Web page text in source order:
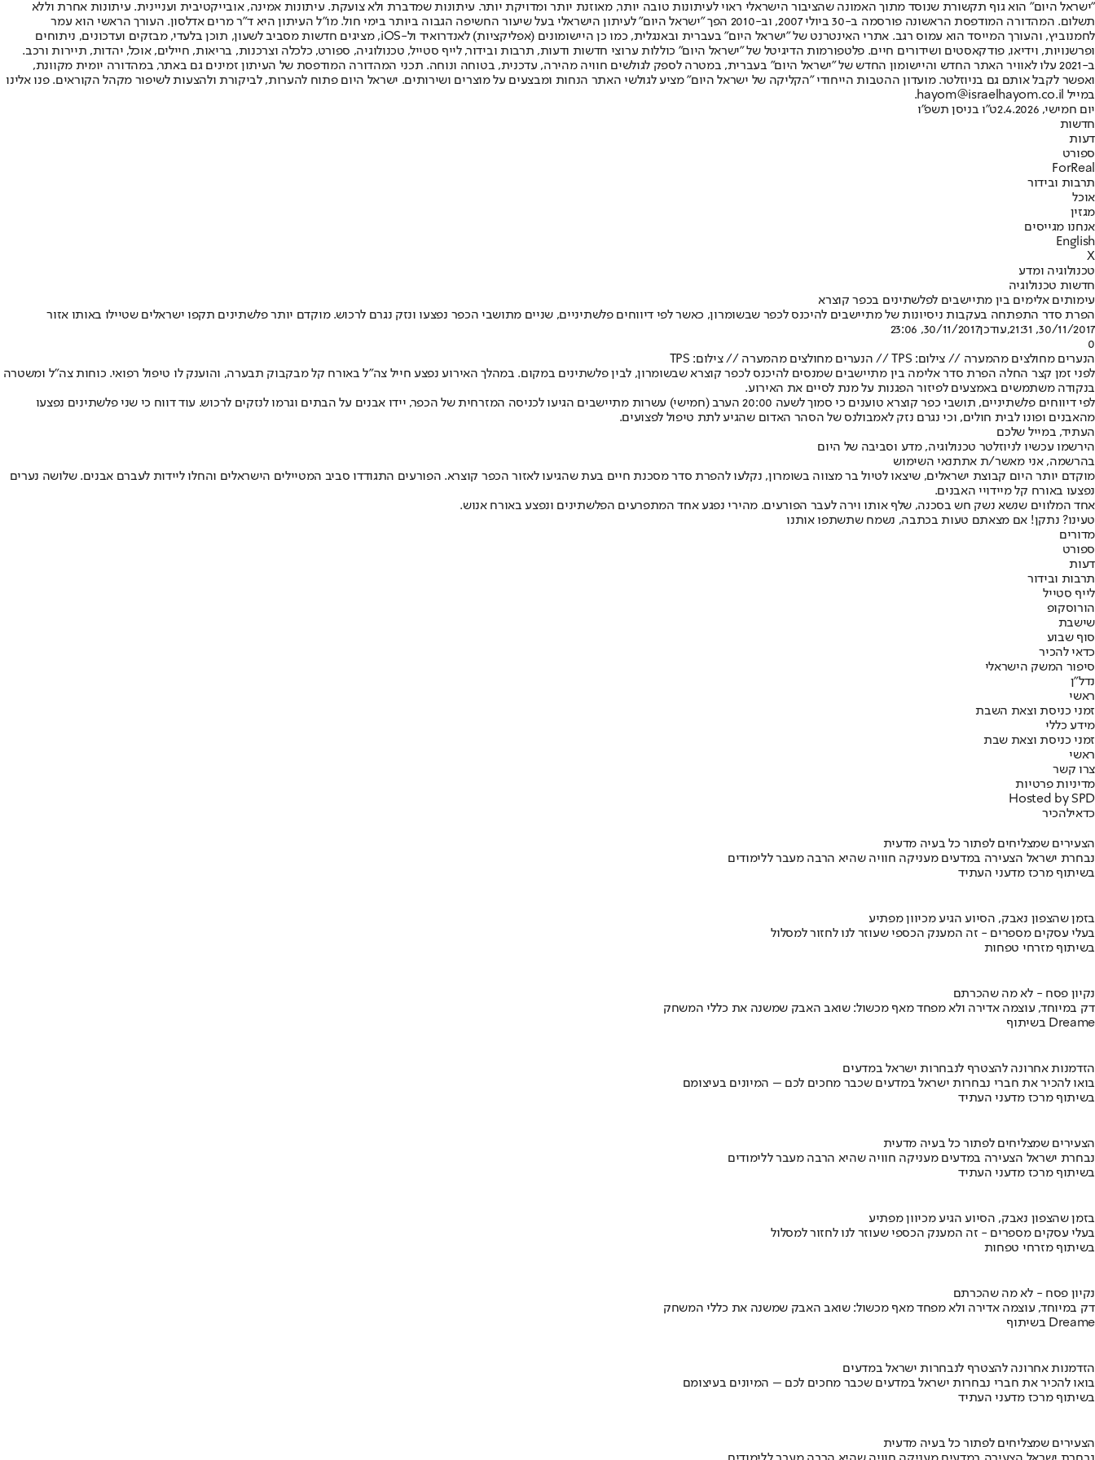
"ישראל היום" הוא גוף תקשורת שנוסד מתוך האמונה שהציבור הישראלי ראוי לעיתונות טובה יותר, מאוזנת יותר ומדויקת יותר. עיתונות שמדברת ולא צועקת. עיתונות אמינה, אובייקטיבית ועניינית. עיתונות אחרת וללא
תשלום. המהדורה המודפסת הראשונה פורסמה ב-30 ביולי 2007, וב-2010 הפך "ישראל היום" לעיתון הישראלי בעל שיעור החשיפה הגבוה ביותר בימי חול. מו"ל העיתון היא ד"ר מרים אדלסון. העורך הראשי הוא עמר
לחמנוביץ, והעורך המייסד הוא עמוס רגב. אתרי האינטרנט של "ישראל היום" בעברית ובאנגלית, כמו כן היישומונים (אפליקציות) לאנדרואיד ול-iOS, מציגים חדשות מסביב לשעון, תוכן בלעדי, מבזקים ועדכונים, ניתוחים
ופרשנויות, וידיאו, פודקאסטים ושידורים חיים. פלטפורמות הדיגיטל של "ישראל היום" כוללות ערוצי חדשות ודעות, תרבות ובידור, לייף סטייל, טכנולוגיה, ספורט, כלכלה וצרכנות, בריאות, חיילים, אוכל, יהדות, תיירות ורכב.
ב-2021 עלו לאוויר האתר החדש והיישומון החדש של "ישראל היום" בעברית, במטרה לספק לגולשים חוויה מהירה, עדכנית, בטוחה ונוחה. תכני המהדורה המודפסת של העיתון זמינים גם באתר, במהדורה יומית מקוונת,
ואפשר לקבל אותם גם בניוזלטר. מועדון ההטבות הייחודי "הקליקה של ישראל היום" מציע לגולשי האתר הנחות ומבצעים על מוצרים ושירותים. ישראל היום פתוח להערות, לביקורת ולהצעות לשיפור מקהל הקוראים. פנו אלינו
במייל hayom@israelhayom.co.il.
יום חמישי, 2.4.2026
ט"ו בניסן תשפ"ו
חדשות
דעות
ספורט
ForReal
תרבות ובידור
אוכל
מגזין
אנחנו מגייסים
English
X
טכנולוגיה ומדע
חדשות טכנולוגיה
עימותים אלימים בין מתיישבים לפלשתינים בכפר קוצרא
הפרת סדר התפתחה בעקבות ניסיונות של מתיישבים להיכנס לכפר שבשומרון, כאשר לפי דיווחים פלשתיניים, שניים מתושבי הכפר נפצעו ונזק נגרם לרכוש. מוקדם יותר פלשתינים תקפו ישראלים שטיילו באותו אזור
30/11/2017, 21:31
,עודכן30/11/2017, 23:06
0
הנערים מחולצים מהמערה // צילום: TPS // הנערים מחולצים מהמערה // צילום: TPS
לפני זמן קצר החלה הפרת סדר אלימה בין מתיישבים שמנסים להיכנס לכפר קוצרא שבשומרון, לבין פלשתינים במקום. במהלך האירוע נפצע חייל צה"ל באורח קל מבקבוק תבערה, והוענק לו טיפול רפואי. כוחות צה"ל ומשטרה
בנקודה משתמשים באמצעים לפיזור הפגנות על מנת לסיים את האירוע.
לפי דיווחים פלשתיניים, תושבי כפר קוצרא טוענים כי סמוך לשעה 20:00 הערב (חמישי) עשרות מתיישבים הגיעו לכניסה המזרחית של הכפר, יידו אבנים על הבתים וגרמו לנזקים לרכוש. עוד דווח כי שני פלשתינים נפצעו
מהאבנים ופונו לבית חולים, וכי נגרם נזק לאמבולנס של הסהר האדום שהגיע לתת טיפול לפצועים.
העתיד, במייל שלכם
הירשמו עכשיו לניוזלטר טכנולוגיה, מדע וסביבה של היום
בהרשמה, אני מאשר/ת אתתנאי השימוש
מוקדם יותר היום קבוצת ישראלים, שיצאו לטיול בר מצווה בשומרון, נקלעו להפרת סדר מסכנת חיים בעת שהגיעו לאזור הכפר קוצרא. הפורעים התגודדו סביב המטיילים הישראלים והחלו ליידות לעברם אבנים. שלושה נערים
נפצעו באורח קל מיידויי האבנים.
אחד המלווים שנשא נשק חש בסכנה, שלף אותו וירה לעבר הפורעים. מהירי נפגע אחד המתפרעים הפלשתינים ונפצע באורח אנוש.
טעינו? נתקן! אם מצאתם טעות בכתבה, נשמח שתשתפו אותנו
מדורים
ספורט
דעות
תרבות ובידור
לייף סטייל
הורוסקופ
שישבת
סוף שבוע
כדאי להכיר
סיפור המשק הישראלי
נדל"ן
ראשי
זמני כניסת וצאת השבת
מידע כללי
זמני כניסת וצאת שבת
ראשי
צרו קשר
מדיניות פרטיות
Hosted by SPD
כדאילהכיר
הצעירים שמצליחים לפתור כל בעיה מדעית
נבחרת ישראל הצעירה במדעים מעניקה חוויה שהיא הרבה מעבר ללימודים
בשיתוף מרכז מדעני העתיד
בזמן שהצפון נאבק, הסיוע הגיע מכיוון מפתיע
בעלי עסקים מספרים - זה המענק הכספי שעוזר לנו לחזור למסלול
בשיתוף מזרחי טפחות
נקיון פסח - לא מה שהכרתם
דק במיוחד, עוצמה אדירה ולא מפחד מאף מכשול: שואב האבק שמשנה את כללי המשחק
בשיתוף Dreame
הזדמנות אחרונה להצטרף לנבחרות ישראל במדעים
בואו להכיר את חברי נבחרות ישראל במדעים שכבר מחכים לכם – המיונים בעיצומם
בשיתוף מרכז מדעני העתיד
הצעירים שמצליחים לפתור כל בעיה מדעית
נבחרת ישראל הצעירה במדעים מעניקה חוויה שהיא הרבה מעבר ללימודים
בשיתוף מרכז מדעני העתיד
בזמן שהצפון נאבק, הסיוע הגיע מכיוון מפתיע
בעלי עסקים מספרים - זה המענק הכספי שעוזר לנו לחזור למסלול
בשיתוף מזרחי טפחות
נקיון פסח - לא מה שהכרתם
דק במיוחד, עוצמה אדירה ולא מפחד מאף מכשול: שואב האבק שמשנה את כללי המשחק
בשיתוף Dreame
הזדמנות אחרונה להצטרף לנבחרות ישראל במדעים
בואו להכיר את חברי נבחרות ישראל במדעים שכבר מחכים לכם – המיונים בעיצומם
בשיתוף מרכז מדעני העתיד
הצעירים שמצליחים לפתור כל בעיה מדעית